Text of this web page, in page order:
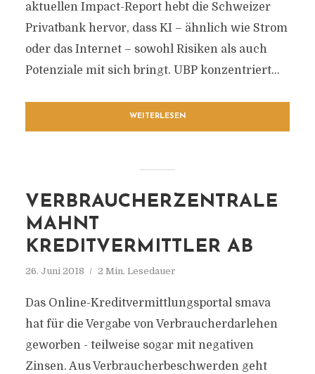
aktuellen Impact-Report hebt die Schweizer
Privatbank hervor, dass KI – ähnlich wie Strom
oder das Internet – sowohl Risiken als auch
Potenziale mit sich bringt. UBP konzentriert...
WEITERLESEN
VERBRAUCHERZENTRALE
MAHNT
KREDITVERMITTLER AB
26. Juni 2018 2 Min. Lesedauer
Das Online-Kreditvermittlungsportal smava
hat für die Vergabe von Verbraucherdarlehen
geworben - teilweise sogar mit negativen
Zinsen. Aus Verbraucherbeschwerden geht